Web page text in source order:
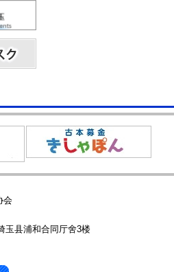
会
玉县浦和合同厅舍3楼